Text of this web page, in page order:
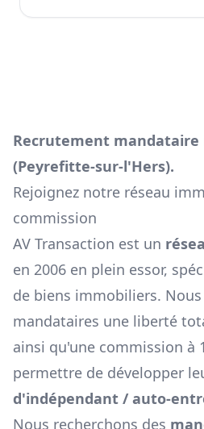
Recrutement
(Peyrefitte-sur-l'Hers).
Rejoignez notre réseau
commission
AV Transaction est un
en 2006 en plein essor,
de biens immobiliers.
mandataires une liberté
ainsi qu'une commission à
permettre de développer
d'indépendant / auto-
Nous recherchons des